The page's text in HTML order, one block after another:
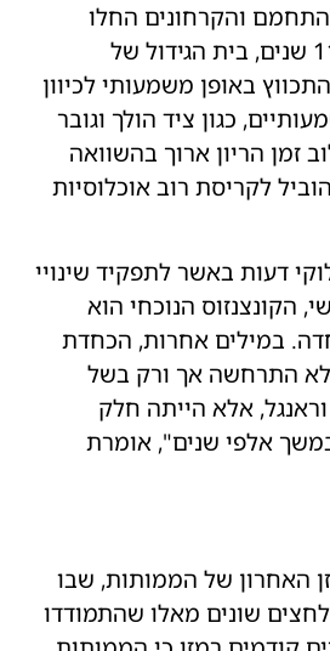
והקרחונים החלו
להימס לפני כ־11,700 שנים, בית הגידול של
באופן משמעותי לכיוון
כגון ציד הולך וגובר
זמן הריון ארוך בהשוואה
לקריסת רוב אוכלוסיות
דעות באשר לתפקיד שינויי
הקונצנזוס הנוכחי הוא
במילים אחרות, הכחדת
התרחשה אך ורק בשל
אלא הייתה חלק
אלפי שנים", אומרת
האחרון של הממותות, שבו
שונים מאלו שהתמודדו